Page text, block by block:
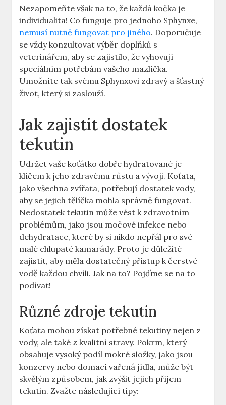
Nezapomeňte však na to, že každá kočka je
individualita! Co funguje pro jednoho Sphynxe,
nemusí nutně fungovat pro jiného. Doporučuje
se vždy konzultovat výběr doplňků s
veterinářem, aby se zajistilo, že vyhovují
speciálním potřebám vašeho mazlíčka.
Umožníte tak svému Sphynxovi zdravý a šťastný
život, který si zaslouží.
Jak zajistit dostatek
tekutin
Udržet vaše koťátko dobře hydratované je
klíčem k jeho zdravému růstu a vývoji. Koťata,
jako všechna zvířata, potřebují dostatek vody,
aby se jejich tělíčka mohla správně fungovat.
Nedostatek tekutin může vést k zdravotním
problémům, jako jsou močové infekce nebo
dehydratace, které by si nikdo nepřál pro své
malé chlupaté kamarády. Proto je důležité
zajistit, aby měla dostatečný přístup k čerstvé
vodě každou chvíli. Jak na to? Pojďme se na to
podívat!
Různé zdroje tekutin
Koťata mohou získat potřebné tekutiny nejen z
vody, ale také z kvalitní stravy. Pokrm, který
obsahuje vysoký podíl mokré složky, jako jsou
konzervy nebo domací vařená jídla, může být
skvělým způsobem, jak zvýšit jejich příjem
tekutin. Zvažte následující tipy: